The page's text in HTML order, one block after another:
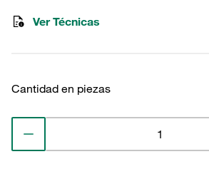
Ver Técnicas
Cantidad en piezas